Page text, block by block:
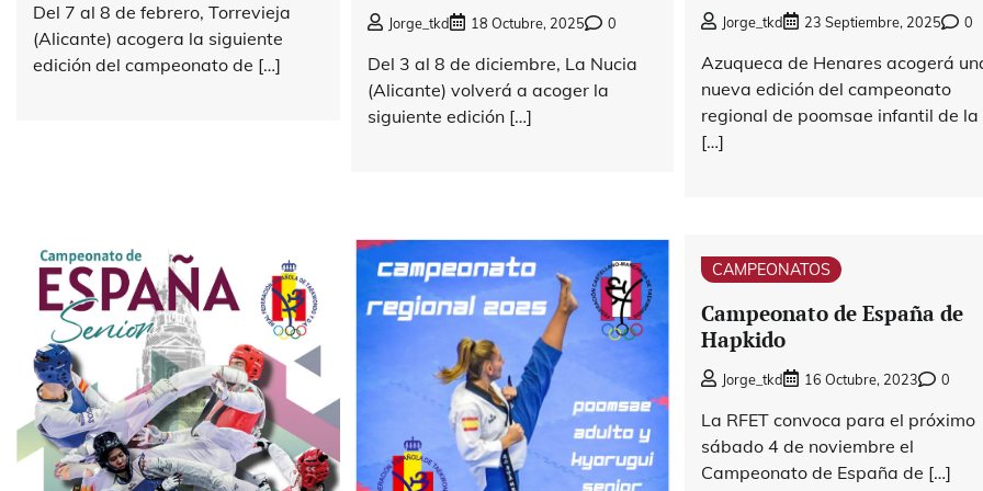
Del 7 al 8 de febrero, Torrevieja
(Alicante) acogera la siguiente
edición del campeonato de […]
Jorge_tkd 18 Octubre, 2025 0
Del 3 al 8 de diciembre, La Nucia
(Alicante) volverá a acoger la
siguiente edición […]
Jorge_tkd 23 Septiembre, 2025 0
Azuqueca de Henares acogerá
nueva edición del campeonato
regional de poomsae infantil de la
[…]
CAMPEONATOS
Campeonato de España de
Hapkido
Jorge_tkd 16 Octubre, 2023 0
La RFET convoca para el próximo
sábado 4 de noviembre el
Campeonato de España de […]